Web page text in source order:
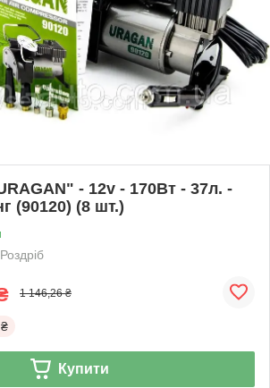
- 12v - 170Вт - 37л. -
(90120) (8 шт.)
Роздріб
1 146,26 ₴
Купити